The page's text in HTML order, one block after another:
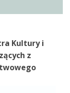
Kultury i
z